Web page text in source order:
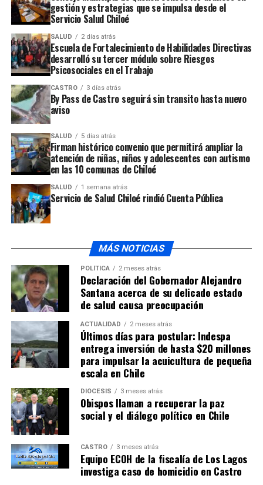
La querella interpuesta aún debe ser analizada y
admitida por el Poder Judicial, en tanto la lactante
permanece internada en el Hospital de Puerto Montt, al
cuidado de los equipos de salud y a la espera de la
evolución de su estado.
ARTÍCULOS RELACIONADOS:
UP NEXT
Alcalde de Chonchi insiste en la urgencia de terminar
con el confinamiento
NO TE PIERDAS
Pdi investiga graves lesiones en lactante de Chonchi
trasladada a Puerto Montt
gestión y estrategias que se impulsa desde el
Servicio Salud Chiloé
SALUD 2 días atrás
Escuela de Fortalecimiento de Habilidades Directivas
desarrolló su tercer módulo sobre Riesgos
Psicosociales en el Trabajo
CASTRO 3 días atrás
By Pass de Castro seguirá sin transito hasta nuevo
aviso
SALUD 5 días atrás
Firman histórico convenio que permitirá ampliar la
atención de niñas, niños y adolescentes con autismo
en las 10 comunas de Chiloé
SALUD 1 semana atrás
Servicio de Salud Chiloé rindió Cuenta Pública
MÁS NOTICIAS
POLÍTICA 2 meses atrás
Declaración del Gobernador Alejandro
Santana acerca de su delicado estado
de salud causa preocupación
ACTUALIDAD 2 meses atrás
Últimos días para postular: Indespa
entrega inversión de hasta $20 millones
para impulsar la acuicultura de pequeña
escala en Chile
DIÓCESIS 3 meses atrás
Obispos llaman a recuperar la paz
social y el diálogo político en Chile
CASTRO 3 meses atrás
Equipo ECOH de la fiscalía de Los Lagos
investiga caso de homicidio en Castro